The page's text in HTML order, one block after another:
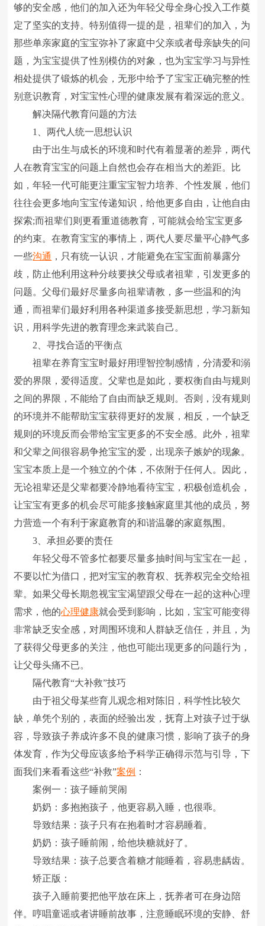
够的安全感，他们的加入还为年轻父母全身心投入工作奠
定了坚实的支持。特别值得一提的是，祖辈们的加入，为
那些单亲家庭的宝宝弥补了家庭中父亲或者母亲缺失的问
题，为宝宝提供了性别模仿的对象，也为宝宝学习与异性
相处提供了锻炼的机会，无形中给予了宝宝正确完整的性
别意识教育，对宝宝性心理的健康发展有着深远的意义。
解决隔代教育问题的方法
1、两代人统一思想认识
由于出生与成长的环境和时代有着显著的差异，两代
人在教育宝宝的问题上自然也会存在相当大的差距。比
如，年轻一代可能更注重宝宝智力培养、个性发展，他们
往往会更多地向宝宝传递知识，给他更多自由，让他自由
探索;而祖辈们则更看重道德教育，可能就会给宝宝更多
的约束。在教育宝宝的事情上，两代人要尽量平心静气多
一些沟通 ，只有统一认识，才能避免在宝宝面前暴露分
歧，防止他利用这种分歧要挟父母或者祖辈，引发更多的
问题。父母们最好尽量多向祖辈请教，多一些温和的沟
通，而祖辈们最好利用各种渠道多接受新思想，学习新知
识，用科学先进的教育理念来武装自己。
2、寻找合适的平衡点
祖辈在养育宝宝时最好用理智控制感情，分清爱和溺
爱的界限，爱得适度。父辈也是如此，要权衡自由与规则
之间的界限，不能给了自由而缺乏规则。否则，没有规则
的环境并不能帮助宝宝获得更好的发展，相反，一个缺乏
规则的环境反而会带给宝宝更多的不安全感。此外，祖辈
和父辈之间很容易争抢宝宝的爱，出现亲子嫉妒的现象。
宝宝本质上是一个独立的个体，不依附于任何人。因此，
无论祖辈还是父辈都要冷静地看待宝宝，积极创造机会，
让宝宝有更多的机会尽可能多接触家庭里其他的成员，努
力营造一个有利于家庭教育的和谐温馨的家庭氛围。
3、承担必要的责任
年轻父母不管多忙都要尽量多抽时间与宝宝在一起，
不要以忙为借口，把对宝宝的教育权、抚养权完全交给祖
辈。如果父母长期忽视宝宝渴望跟父母在一起的这种心理
需求，他的心理健康就会受到影响，比如，宝宝可能变得
非常缺乏安全感，对周围环境和人群缺乏信任，并且，为
了获得父母更多的关注，他也可能出现更多的问题行为，
让父母头痛不已。
隔代教育“大补救”技巧
由于祖父母某些育儿观念相对陈旧，科学性比较欠
缺，单凭个别的，表面的经验出发，抚育上对孩子过于纵
容，导致孩子养成许多不良的健康习惯，影响了孩子的身
体发育，作为父母应该多给予科学正确得示范与引导，下
面我们来看看这些“补救”案例 ：
案例一：孩子睡前哭闹
奶奶：多抱抱孩子，他更容易入睡，也很乖。
导致结果：孩子只有在抱着时才容易睡着。
奶奶：孩子睡前闹，给他块糖就好了。
导致结果：孩子总要含着糖才能睡着，容易患龋齿。
矫正版：
孩子入睡前要把他平放在床上，抚养者可在身边陪
伴。哼唱童谣或者讲睡前故事，注意睡眠环境的安静、舒